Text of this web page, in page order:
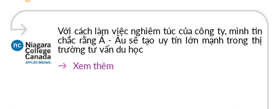
Với cách làm việc nghiêm túc của công ty, mình tin
chắc rằng Á - Âu sẽ tạo uy tín lớn mạnh trong thị
trường tư vấn du học
Xem thêm